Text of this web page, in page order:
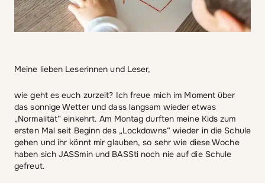
Meine lieben Leserinnen und Leser,
wie geht es euch zurzeit? Ich freue mich im Moment über
das sonnige Wetter und dass langsam wieder etwas
„Normalität“ einkehrt. Am Montag durften meine Kids zum
ersten Mal seit Beginn des „Lockdowns“ wieder in die Schule
gehen und ihr könnt mir glauben, so sehr wie diese Woche
haben sich JASSmin und BASSti noch nie auf die Schule
gefreut.